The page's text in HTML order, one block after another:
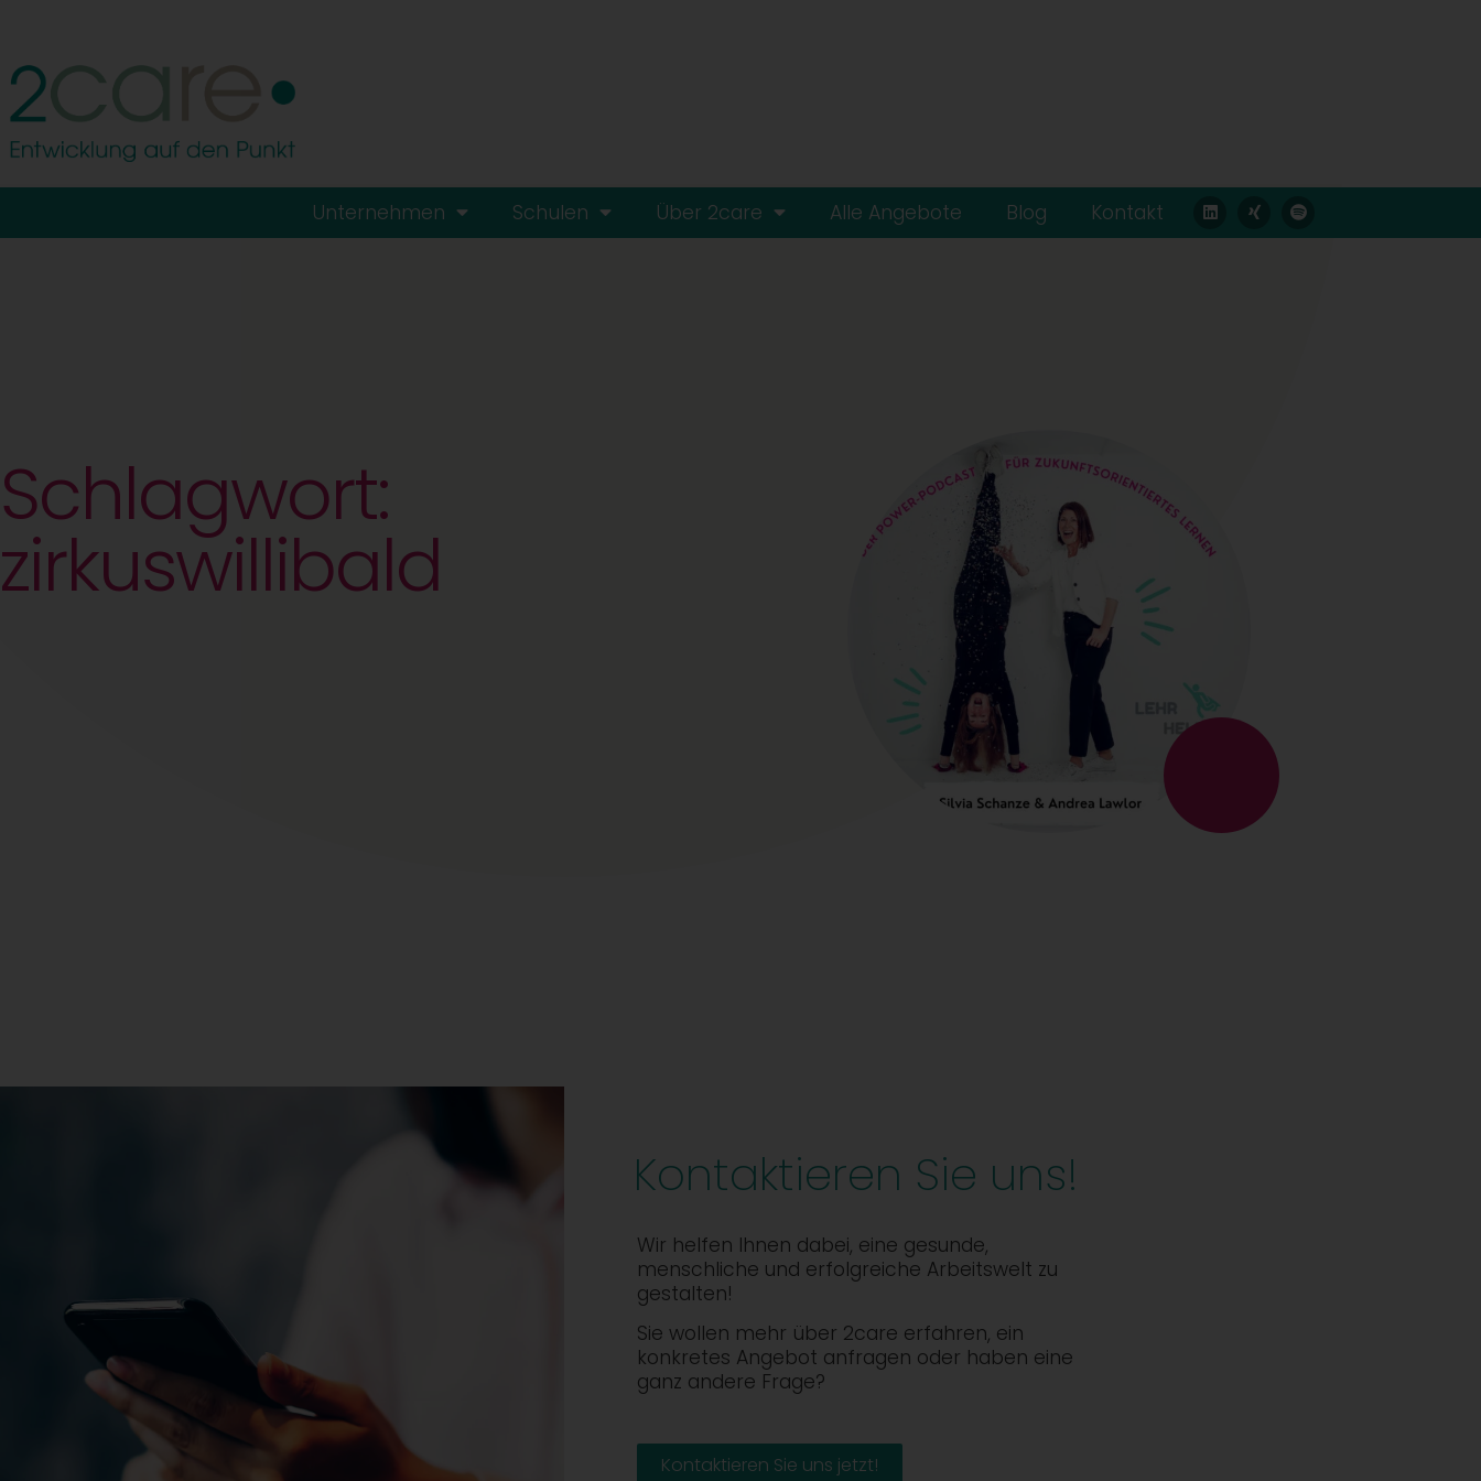
Unternehmen Schulen Über 2care Alle Angebote Blog Kontakt
Schlagwort:
zirkuswillibald
Kontaktieren Sie uns!
Wir helfen Ihnen dabei, eine gesunde,
menschliche und erfolgreiche Arbeitswelt zu
gestalten!
Sie wollen mehr über 2care erfahren, ein
konkretes Angebot anfragen oder haben eine
ganz andere Frage?
Kontaktieren Sie uns jetzt!